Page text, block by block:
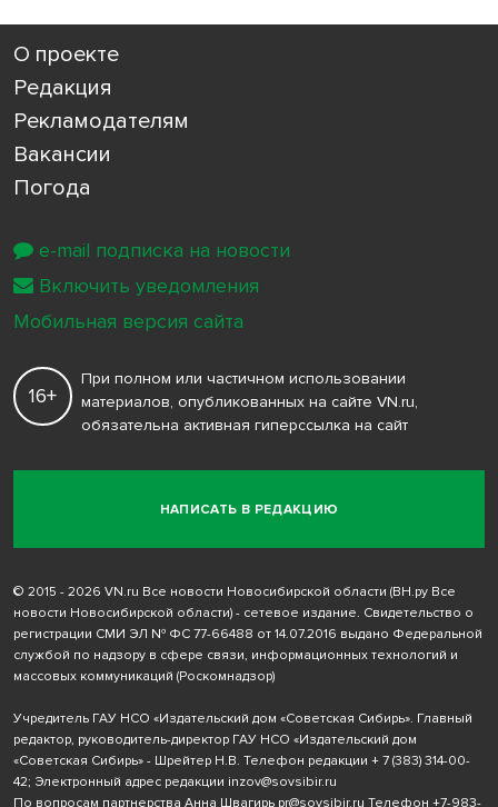
О проекте
Редакция
Рекламодателям
Вакансии
Погода
НАПИСАТЬ В РЕДАКЦИЮ
16+
При полном или частичном использовании
материалов, опубликованных на сайте VN.ru,
обязательна активная гиперссылка на сайт
© 2015 - 2026 VN.ru Все новости Новосибирской области (ВН.ру Все
новости Новосибирской области) - сетевое издание. Свидетельство о
регистрации СМИ ЭЛ № ФС 77-66488 от 14.07.2016 выдано Федеральной
службой по надзору в сфере связи, информационных технологий и
массовых коммуникаций (Роскомнадзор)
Учредитель ГАУ НСО «Издательский дом «Советская Сибирь». Главный
редактор, руководитель-директор ГАУ НСО «Издательский дом
«Советская Сибирь» - Шрейтер Н.В. Телефон редакции + 7 (383) 314-00-
42; Электронный адрес редакции inzov@sovsibir.ru
По вопросам партнерства Анна Швагирь pr@sovsibir.ru Телефон +7-983-
e-mail подписка на новости
Включить уведомления
Мобильная версия сайта